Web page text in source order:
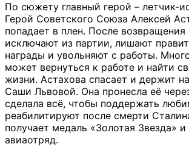
По сюжету главный герой – летчик-
Герой Советского Союза Алексей
попадает в плен. После возвращения
исключают из партии, лишают
награды и увольняют с работы.
может вернуться к работе и найти
жизни. Астахова спасает и держит
Саши Львовой. Она пронесла её
сделала всё, чтобы поддержать
реабилитируют после смерти
получает медаль «Золотая Звезда»
авиаотряд.